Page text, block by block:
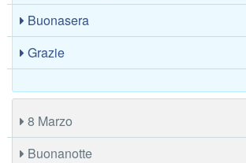
Buonasera
Grazie
8 Marzo
Buonanotte